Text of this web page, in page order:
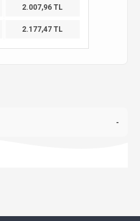
2.007,96 TL
2.177,47 TL
-